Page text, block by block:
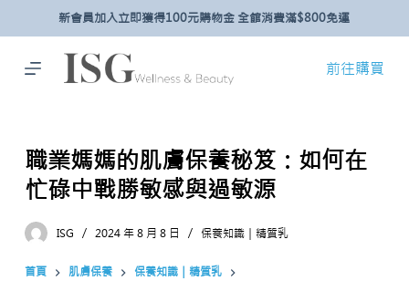
主
新會員加入立即獲得100元購物金 全館消費滿$800免運
前往購買
職業媽媽的肌膚保養秘笈：如何在
忙碌中戰勝敏感與過敏源
ISG 2024 年 8 月 8 日 保養知識｜精質乳
首頁 肌膚保養
保養知識｜精質乳